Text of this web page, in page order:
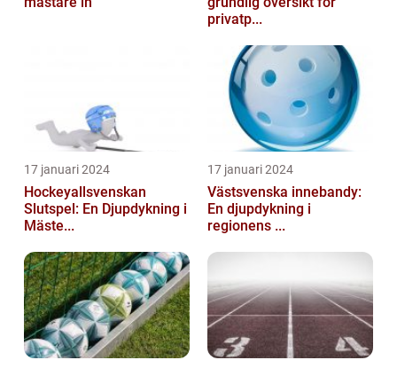
privatp...
17 januari 2024
Hockeyallsvenskan
Slutspel: En Djupdykning i
Mäste...
17 januari 2024
Västsvenska innebandy:
En djupdykning i
regionens ...